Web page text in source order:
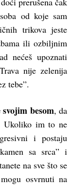
od koje sam
trikova jeste
ili ozbiljnim
nećeš upoznati
nije zelenija
tebe”.
svojim besom, da
Ukoliko im to ne
i postaju
sa srca” i
na sve što se
osvrnuti na